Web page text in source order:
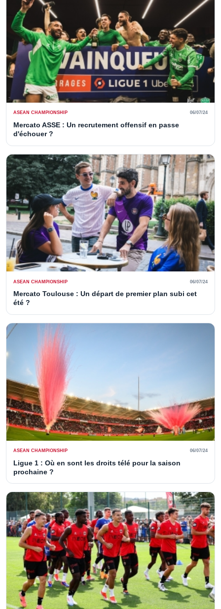
ASEAN CHAMPIONSHIP 06/07/24
Mercato ASSE : Un recrutement offensif en passe
d'échouer ?
ASEAN CHAMPIONSHIP 06/07/24
Mercato Toulouse : Un départ de premier plan subi cet
été ?
ASEAN CHAMPIONSHIP 06/07/24
Ligue 1 : Où en sont les droits télé pour la saison
prochaine ?